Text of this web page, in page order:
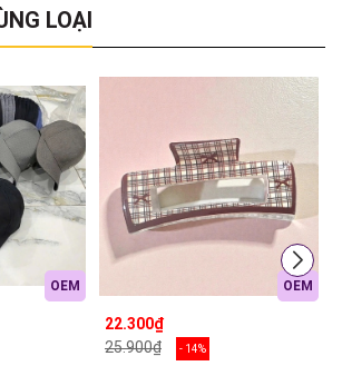
LOẠI
OEM OEM
22.300₫
25.900₫
- 14%